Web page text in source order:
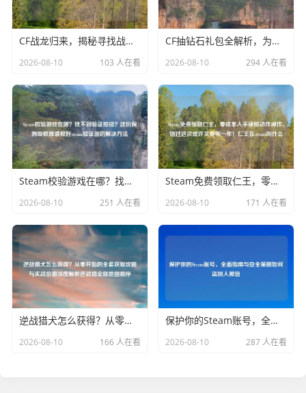
CF战龙归来，揭秘寻找战龙活动终极攻略，重拾昔日荣耀
2026-08-10 103 人在看
CF抽钻石礼包全解析，为何单抽才是性价比之王？揭秘背后玄学与技巧
2026-08-10 294 人在看
Steam校验游戏在哪？找不到验证按钮？这份保姆级教程请收好steam验证器的解决
2026-08-10 251 人在看
Steam免费领取仁王，零成本入手硬核动作神作，错过这次或许又要等一年！仁王在steam叫什么
2026-08-10 171 人在看
逆战猎犬怎么获得？从零开始的 获取攻略与实战价值深度解析逆战猎全部地图顺序
2026-08-10 166 人在看
保护你的Steam账号，全面指南与安全策略如何盗别人微信
2026-08-10 287 人在看